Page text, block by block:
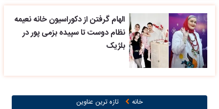
الهام گرفتن از دکوراسیون خانه نعیمه
نظام دوست تا سپیده بزمی پور در
بلژیک
خانه
تازه ترین عناوین